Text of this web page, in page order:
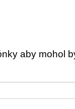
aby mohol